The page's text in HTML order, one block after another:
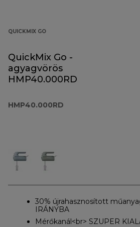
QUICKMIX GO
QuickMix Go -
agyagvörös
HMP40.000RD
HMP40.000RD
30% újrahasznosított
IRÁNYBA
Mérőkanál<br> SZUPER